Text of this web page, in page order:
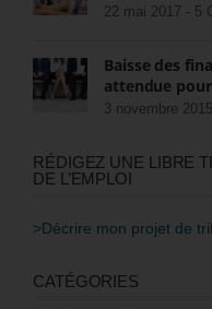
22 mai 2017 - 5
Baisse des
attendue pour
3 novembre
RÉDIGEZ UNE LIBRE
DE L’EMPLOI
>Décrire mon projet de
CATÉGORIES